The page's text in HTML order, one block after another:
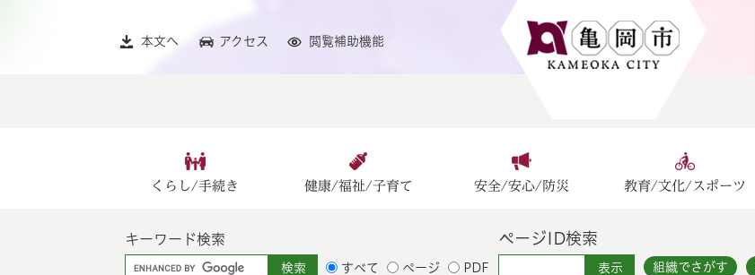
本文へ アクセス 閲覧補助機能
くらし/手続き 健康/福祉/子育て 安全/安心/防災 教育/文化/スポーツ
キーワード検索
G
すべて ページ PDF
ページID検索
組織でさがす